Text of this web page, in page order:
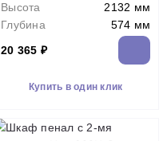
Высота
2132 мм
Глубина
574 мм
20 365 ₽
Купить в один клик